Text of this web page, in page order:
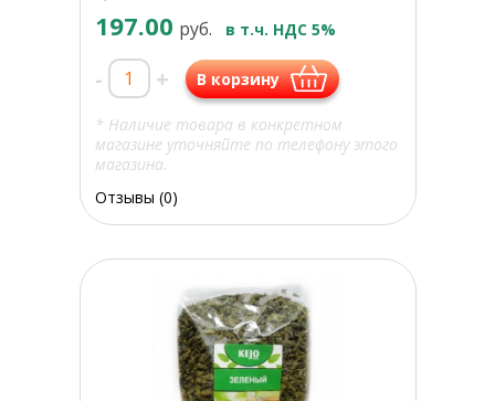
197.00 руб. в т.ч. НДС 5%
- + В корзину
* Наличие товара в конкретном
магазине уточняйте по телефону этого
магазина.
Отзывы (0)